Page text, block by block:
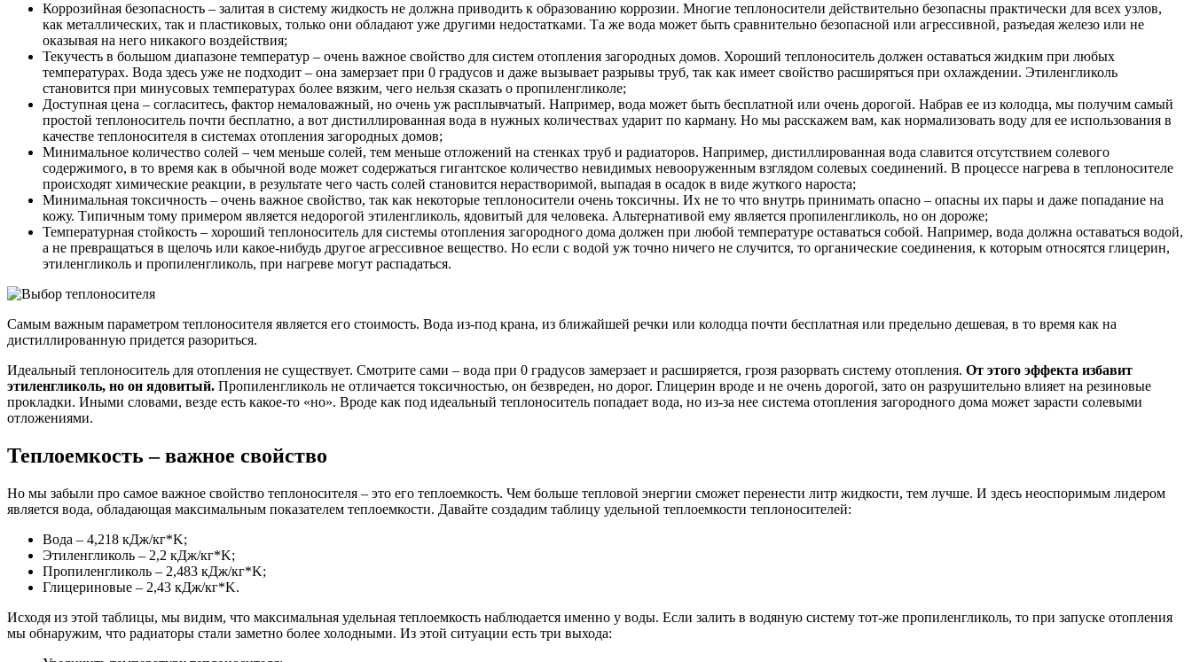
Коррозийная безопасность – залитая в систему жидкость не должна приводить к образованию коррозии. Многие теплоносители действительно безопасны практически для всех узлов,
как металлических, так и пластиковых, только они обладают уже другими недостатками. Та же вода может быть сравнительно безопасной или агрессивной, разъедая железо или не
оказывая на него никакого воздействия;
Текучесть в большом диапазоне температур – очень важное свойство для систем отопления загородных домов. Хороший теплоноситель должен оставаться жидким при любых
температурах. Вода здесь уже не подходит – она замерзает при 0 градусов и даже вызывает разрывы труб, так как имеет свойство расширяться при охлаждении. Этиленгликоль
становится при минусовых температурах более вязким, чего нельзя сказать о пропиленгликоле;
Доступная цена – согласитесь, фактор немаловажный, но очень уж расплывчатый. Например, вода может быть бесплатной или очень дорогой. Набрав ее из колодца, мы получим самый
простой теплоноситель почти бесплатно, а вот дистиллированная вода в нужных количествах ударит по карману. Но мы расскажем вам, как нормализовать воду для ее использования в
качестве теплоносителя в системах отопления загородных домов;
Минимальное количество солей – чем меньше солей, тем меньше отложений на стенках труб и радиаторов. Например, дистиллированная вода славится отсутствием солевого
содержимого, в то время как в обычной воде может содержаться гигантское количество невидимых невооруженным взглядом солевых соединений. В процессе нагрева в теплоносителе
происходят химические реакции, в результате чего часть солей становится нерастворимой, выпадая в осадок в виде жуткого нароста;
Минимальная токсичность – очень важное свойство, так как некоторые теплоносители очень токсичны. Их не то что внутрь принимать опасно – опасны их пары и даже попадание на
кожу. Типичным тому примером является недорогой этиленгликоль, ядовитый для человека. Альтернативой ему является пропиленгликоль, но он дороже;
Температурная стойкость – хороший теплоноситель для системы отопления загородного дома должен при любой температуре оставаться собой. Например, вода должна оставаться водой,
а не превращаться в щелочь или какое-нибудь другое агрессивное вещество. Но если с водой уж точно ничего не случится, то органические соединения, к которым относятся глицерин,
этиленгликоль и пропиленгликоль, при нагреве могут распадаться.
Самым важным параметром теплоносителя является его стоимость. Вода из-под крана, из ближайшей речки или колодца почти бесплатная или предельно дешевая, в то время как на
дистиллированную придется разориться.
Идеальный теплоноситель для отопления не существует. Смотрите сами – вода при 0 градусов замерзает и расширяется, грозя разорвать систему отопления. От этого эффекта избавит
этиленгликоль, но он ядовитый. Пропиленгликоль не отличается токсичностью, он безвреден, но дорог. Глицерин вроде и не очень дорогой, зато он разрушительно влияет на резиновые
прокладки. Иными словами, везде есть какое-то «но». Вроде как под идеальный теплоноситель попадает вода, но из-за нее система отопления загородного дома может зарасти солевыми
отложениями.
Теплоемкость – важное свойство
Но мы забыли про самое важное свойство теплоносителя – это его теплоемкость. Чем больше тепловой энергии сможет перенести литр жидкости, тем лучше. И здесь неоспоримым лидером
является вода, обладающая максимальным показателем теплоемкости. Давайте создадим таблицу удельной теплоемкости теплоносителей:
Вода – 4,218 кДж/кг*K;
Этиленгликоль – 2,2 кДж/кг*K;
Пропиленгликоль – 2,483 кДж/кг*K;
Глицериновые – 2,43 кДж/кг*K.
Исходя из этой таблицы, мы видим, что максимальная удельная теплоемкость наблюдается именно у воды. Если залить в водяную систему тот-же пропиленгликоль, то при запуске отопления
мы обнаружим, что радиаторы стали заметно более холодными. Из этой ситуации есть три выхода: